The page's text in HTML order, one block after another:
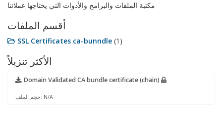
مكتبة الملفات والبرامج والأدوات التي يحتاجها عملائنا
أقسم الملفات
SSL Certificates ca-bunndle (1)
الأكثر تنزيلاً
Domain Validated CA bundle certificate (chain)
حجم الملف: N/A